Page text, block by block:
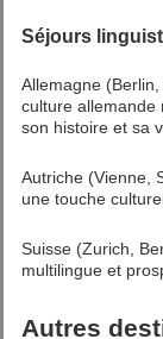
Séjours
Allemagne
culture allemande
son histoire et sa
Autriche (Vienne,
une touche
Suisse (Zurich,
multilingue et
Autres